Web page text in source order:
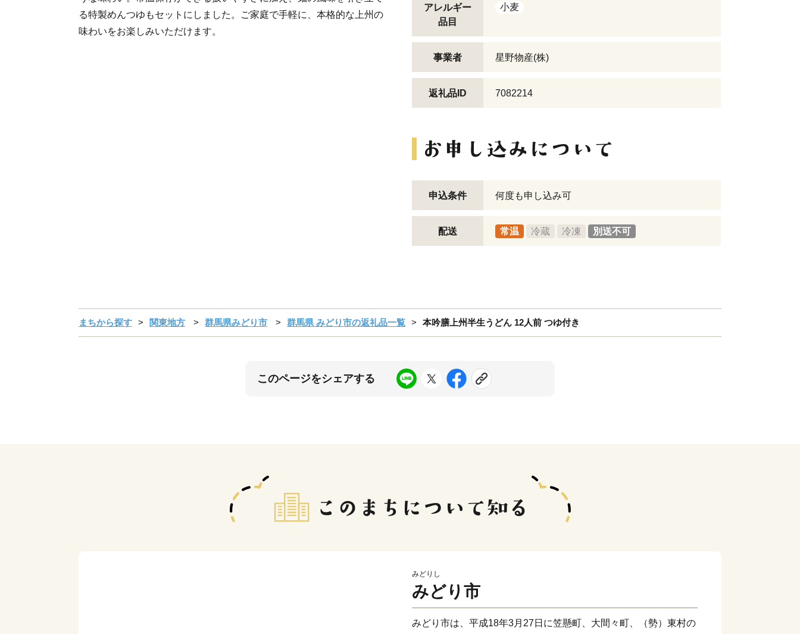
る特製めんつゆもセットにしました。ご家庭で手軽に、本格的な上州の
味わいをお楽しみいただけます。
アレルギー
品目
小麦
事業者 星野物産(株)
返礼品ID 7082214
申込条件 何度も申し込み可
配送 常温 冷蔵 冷凍 別送不可
まちから探す 関東地方 群馬県みどり市 群馬県 みどり市の返礼品一覧 本吟膳上州半生うどん 12人前 つゆ付き
このページをシェアする
みどりし
みどり市
みどり市は、平成18年3月27日に笠懸町、大間々町、（勢）東村の